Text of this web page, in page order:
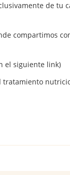
de tu
compartimos
el siguiente link)
tratamiento